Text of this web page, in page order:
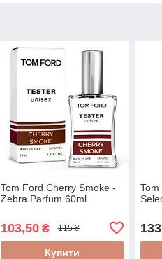
Tom Ford Cherry Smoke -
Zebra Parfum 60ml
103,50₴ 115 ₴
Купити
133